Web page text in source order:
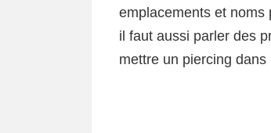
emplacements et noms
il faut aussi parler des
mettre un piercing